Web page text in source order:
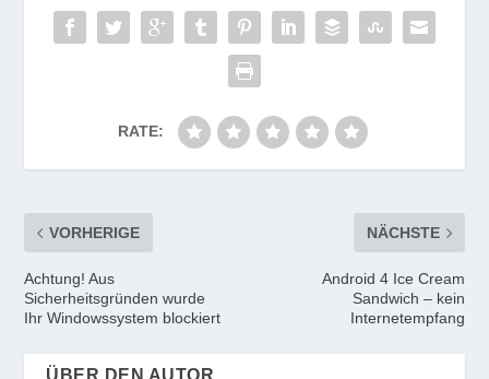
RATE:
VORHERIGE
Achtung! Aus
Sicherheitsgründen wurde
Ihr Windowssystem blockiert
NÄCHSTE
Android 4 Ice Cream
Sandwich – kein
Internetempfang
ÜBER DEN AUTOR